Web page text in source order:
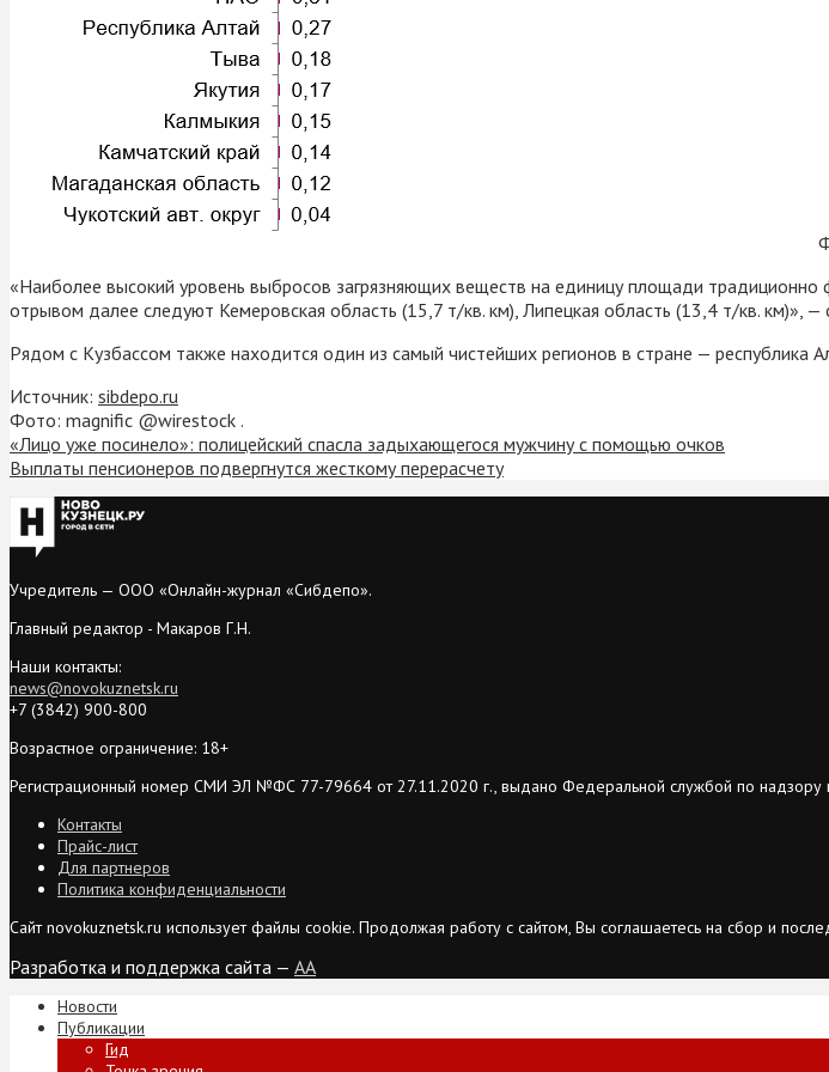
«Наиболее высокий уровень выбросов загрязняющих веществ на единицу площади
отрывом далее следуют Кемеровская область (15,7 т/кв. км), Липецкая область (13,4 т/кв. км)»,
Рядом с Кузбассом также находится один из самый чистейших регионов в стране — республика
Источник: sibdepo.ru
Фото: magnific @wirestock .
«Лицо уже посинело»: полицейский спасла задыхающегося мужчину с помощью очков
Выплаты пенсионеров подвергнутся жесткому перерасчету
Учредитель — ООО «Онлайн-журнал «Сибдепо».
Главный редактор - Макаров Г.Н.
Наши контакты:
news@novokuznetsk.ru
+7 (3842) 900-800
Возрастное ограничение: 18+
Регистрационный номер СМИ ЭЛ №ФС 77-79664 от 27.11.2020 г., выдано Федеральной службой по надзору
Контакты
Прайс-лист
Для партнеров
Политика конфиденциальности
Сайт novokuznetsk.ru использует файлы cookie. Продолжая работу с сайтом, Вы соглашаетесь на сбор и
Разработка и поддержка сайта — AA
Новости
Публикации
Гид